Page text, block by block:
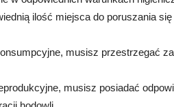
ilość miejsca do poruszania
musisz przestrzegać
musisz posiadać